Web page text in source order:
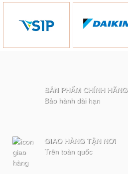
SẢN PHẨM CHÍNH HÃNG
Bảo hành dài hạn
GIAO HÀNG TẬN NƠI
Trên toàn quốc